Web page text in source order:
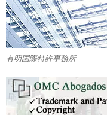
有明国際特許事務所